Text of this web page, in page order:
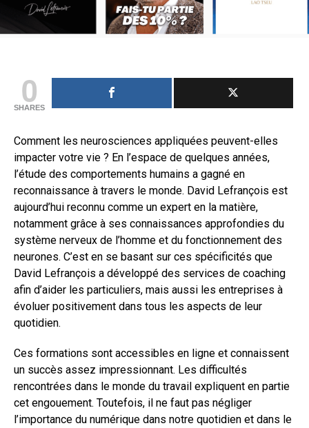
0
SHARES
Comment les neurosciences appliquées peuvent-elles
impacter votre vie ? En l’espace de quelques années,
l’étude des comportements humains a gagné en
reconnaissance à travers le monde. David Lefrançois est
aujourd’hui reconnu comme un expert en la matière,
notamment grâce à ses connaissances approfondies du
système nerveux de l’homme et du fonctionnement des
neurones. C’est en se basant sur ces spécificités que
David Lefrançois a développé des services de coaching
afin d’aider les particuliers, mais aussi les entreprises à
évoluer positivement dans tous les aspects de leur
quotidien.
Ces formations sont accessibles en ligne et connaissent
un succès assez impressionnant. Les difficultés
rencontrées dans le monde du travail expliquent en partie
cet engouement. Toutefois, il ne faut pas négliger
l’importance du numérique dans notre quotidien et dans le